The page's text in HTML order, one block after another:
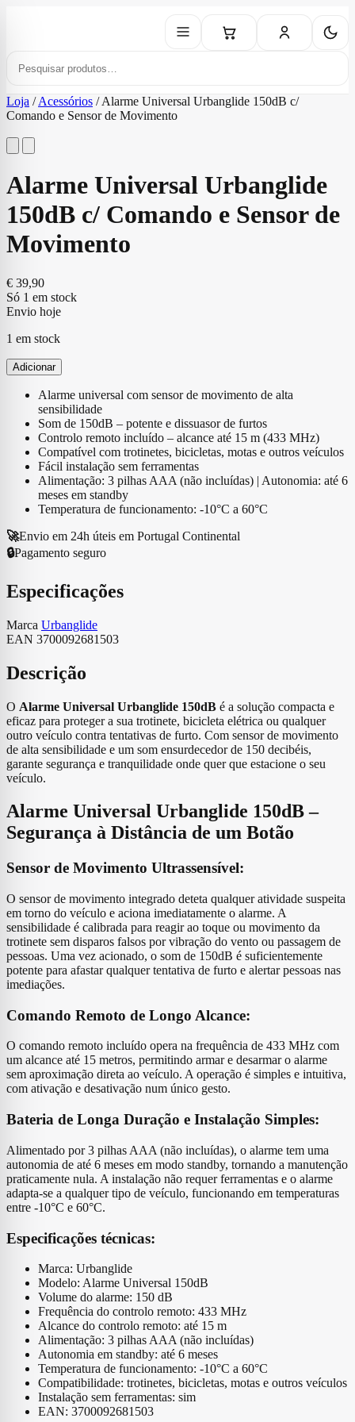
Loja / Acessórios / Alarme Universal Urbanglide 150dB c/
Comando e Sensor de Movimento
Alarme Universal Urbanglide
150dB c/ Comando e Sensor de
Movimento
€ 39,90
Só 1 em stock
Envio hoje
1 em stock
Adicionar
Alarme universal com sensor de movimento de alta
sensibilidade
Som de 150dB – potente e dissuasor de furtos
Controlo remoto incluído – alcance até 15 m (433 MHz)
Compatível com trotinetes, bicicletas, motas e outros veículos
Fácil instalação sem ferramentas
Alimentação: 3 pilhas AAA (não incluídas) | Autonomia: até 6
meses em standby
Temperatura de funcionamento: -10°C a 60°C
🚀Envio em 24h úteis em Portugal Continental
🔒Pagamento seguro
Especificações
Marca Urbanglide
EAN 3700092681503
Descrição
O Alarme Universal Urbanglide 150dB é a solução compacta e
eficaz para proteger a sua trotinete, bicicleta elétrica ou qualquer
outro veículo contra tentativas de furto. Com sensor de movimento
de alta sensibilidade e um som ensurdecedor de 150 decibéis,
garante segurança e tranquilidade onde quer que estacione o seu
veículo.
Alarme Universal Urbanglide 150dB –
Segurança à Distância de um Botão
Sensor de Movimento Ultrassensível:
O sensor de movimento integrado deteta qualquer atividade suspeita
em torno do veículo e aciona imediatamente o alarme. A
sensibilidade é calibrada para reagir ao toque ou movimento da
trotinete sem disparos falsos por vibração do vento ou passagem de
pessoas. Uma vez acionado, o som de 150dB é suficientemente
potente para afastar qualquer tentativa de furto e alertar pessoas nas
imediações.
Comando Remoto de Longo Alcance:
O comando remoto incluído opera na frequência de 433 MHz com
um alcance até 15 metros, permitindo armar e desarmar o alarme
sem aproximação direta ao veículo. A operação é simples e intuitiva,
com ativação e desativação num único gesto.
Bateria de Longa Duração e Instalação Simples:
Alimentado por 3 pilhas AAA (não incluídas), o alarme tem uma
autonomia de até 6 meses em modo standby, tornando a manutenção
praticamente nula. A instalação não requer ferramentas e o alarme
adapta-se a qualquer tipo de veículo, funcionando em temperaturas
entre -10°C e 60°C.
Especificações técnicas:
Marca: Urbanglide
Modelo: Alarme Universal 150dB
Volume do alarme: 150 dB
Frequência do controlo remoto: 433 MHz
Alcance do controlo remoto: até 15 m
Alimentação: 3 pilhas AAA (não incluídas)
Autonomia em standby: até 6 meses
Temperatura de funcionamento: -10°C a 60°C
Compatibilidade: trotinetes, bicicletas, motas e outros veículos
Instalação sem ferramentas: sim
EAN: 3700092681503